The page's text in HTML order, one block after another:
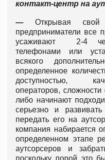
контакт-центр на
— Открывая свой
предприниматели все
усаживают 2-4
телефонами или
всякого
определенное
доступностью,
операторов,
либо начинают
серьезно и
передать его на
компания набирается
определенном этапе
аутсорсеров и
поскольку порой это